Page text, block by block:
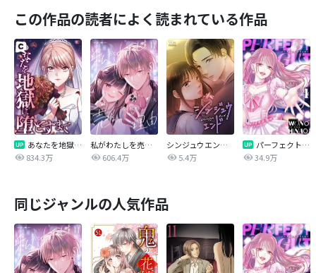
この作品の読者によく読まれている作品
あなたを地獄に堕とすまで
834.3万
私がわたしを売る理由
606.4万
シンジュウエンド【タテヨミ】
5.4万
パーフェクトグリッター
34.9万
同じジャンルの人気作品